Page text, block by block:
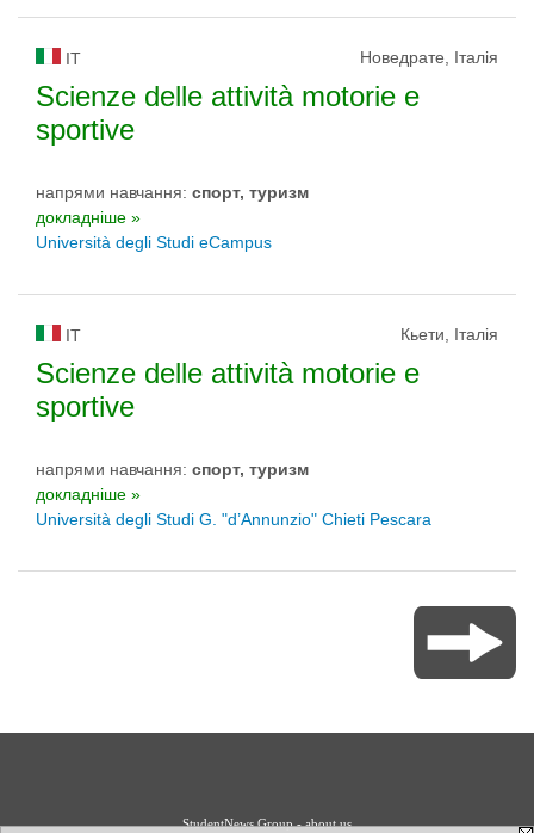
IT Новедрате, Італія
Scienze delle attività motorie e
sportive
напрями навчання: спорт, туризм
докладніше »
Università degli Studi eCampus
IT Кьети, Італія
Scienze delle attività motorie e
sportive
напрями навчання: спорт, туризм
докладніше »
Università degli Studi G. "d’Annunzio" Chieti Pescara
StudentNews Group - about us